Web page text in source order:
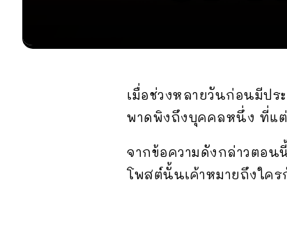
เมื่อช่วงหลายวันก่อนมีปร
พาดพิงถึงบุคคลหนึ่ง ที่แต่
จากข้อความดังกล่าวตอ
โพสต์นั้นเค้าหมายถึงใคร